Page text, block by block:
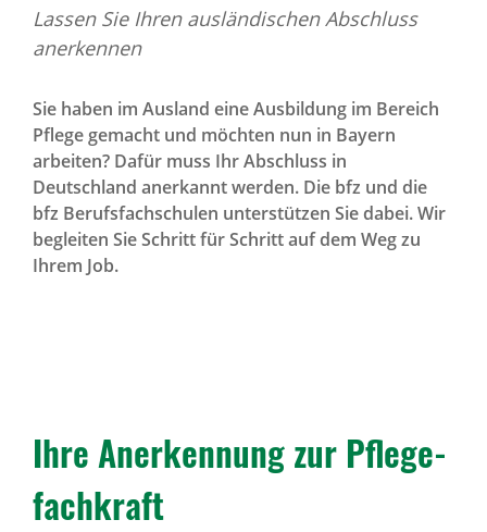
Lassen Sie Ihren ausländischen Abschluss
anerkennen
Sie haben im Ausland eine Ausbildung im Bereich
Pflege gemacht und möchten nun in Bayern
arbeiten? Dafür muss Ihr Abschluss in
Deutschland anerkannt werden. Die bfz und die
bfz Berufsfachschulen unterstützen Sie dabei. Wir
begleiten Sie Schritt für Schritt auf dem Weg zu
Ihrem Job.
Ihre Aner­ken­nung zur Pfle­ge­
fach­kraft